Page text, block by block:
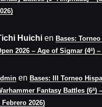
Huichi en Bases:
2026 – Age of Sigmar (4ª)
en Bases: III Torneo
Fantasy Battles (6ª)
Febrero 2026)